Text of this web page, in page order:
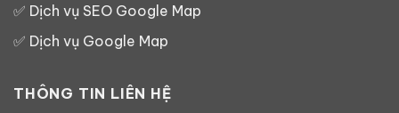
✅ Dịch vụ SEO Google Map
✅ Dịch vụ Google Map
THÔNG TIN LIÊN HỆ